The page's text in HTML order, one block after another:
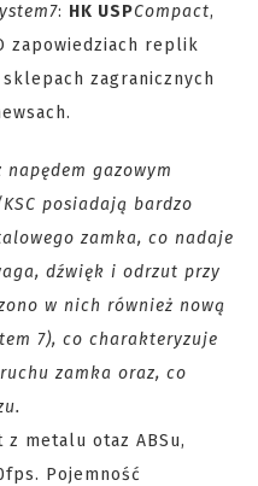
: HK USPCompact,
zapowiedziach replik
zagranicznych
gazowym
posiadają bardzo
zamka, co nadaje
dźwięk i odrzut przy
w nich również nową
7), co charakteryzuje
zamka oraz, co
z metalu otaz ABSu,
Pojemność